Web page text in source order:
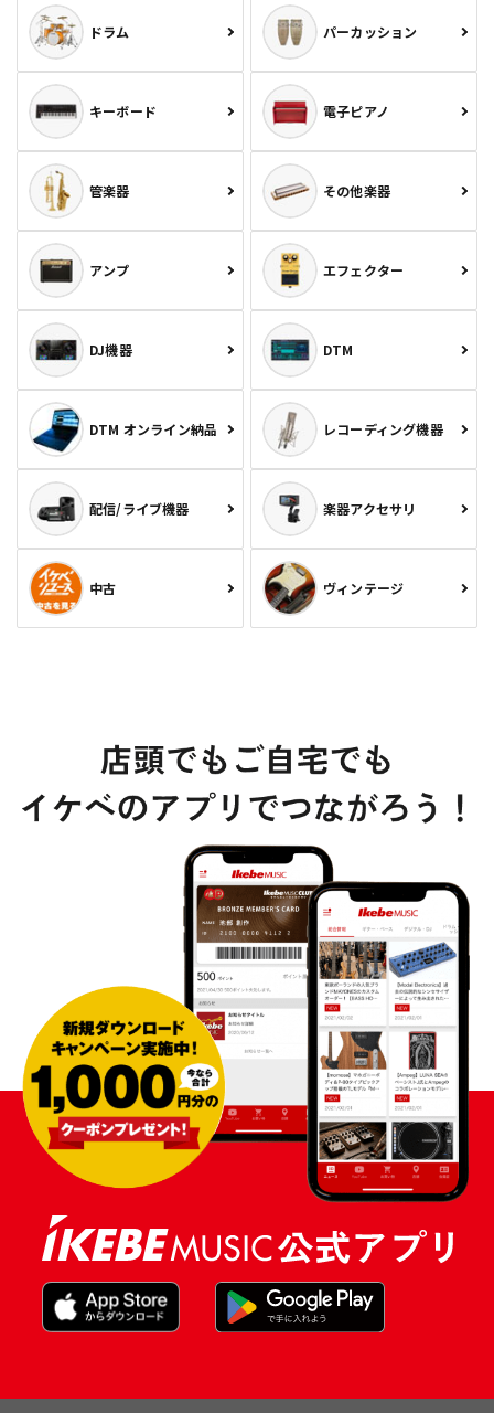
ドラム パーカッション
キーボード 電子ピアノ
管楽器 その他楽器
アンプ エフェクター
DJ機器 DTM
DTM オンライン納品 レコーディング機器
配信/ライブ機器 楽器アクセサリ
中古 ヴィンテージ